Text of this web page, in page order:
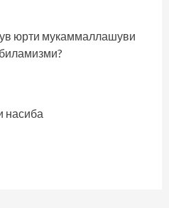
юрти мукаммаллашуви
насиба